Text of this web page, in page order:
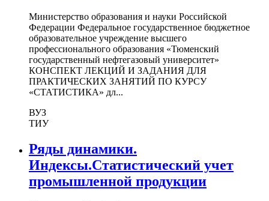
Министерство образования и науки Российской
Федерации Федеральное государственное бюджетное
образовательное учреждение высшего
профессионального образования «Тюменский
государственный нефтегазовый университет»
КОНСПЕКТ ЛЕКЦИЙ И ЗАДАНИЯ ДЛЯ
ПРАКТИЧЕСКИХ ЗАНЯТИЙ ПО КУРСУ
«СТАТИСТИКА» дл...
ВУЗ
ТИУ
Ряды динамики.
Индексы.Статистический учет
промышленной продукции